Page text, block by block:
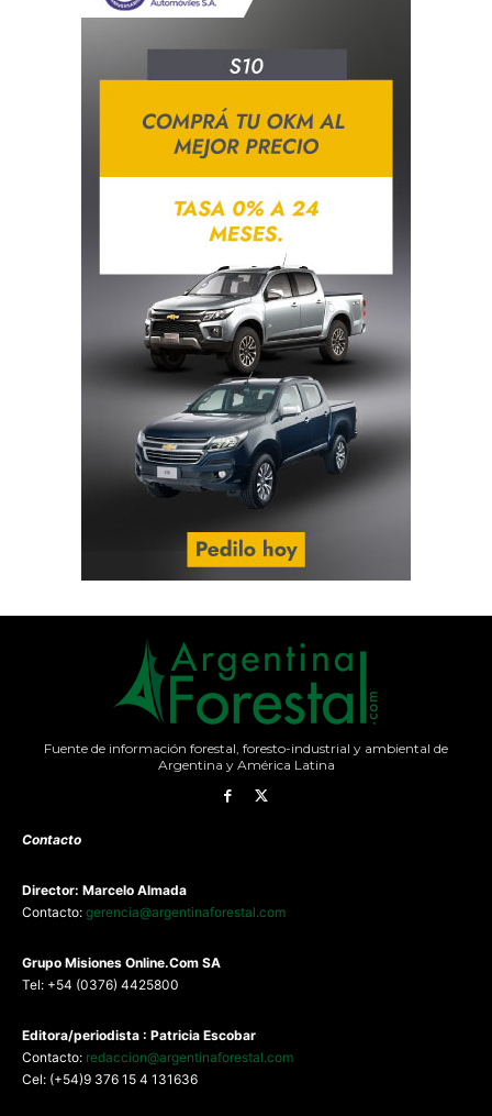
Fuente de información forestal, foresto-industrial y ambiental de
Argentina y América Latina
Contacto
Director: Marcelo Almada
Contacto: gerencia@argentinaforestal.com
Grupo Misiones Online.Com SA
Tel: +54 (0376) 4425800
Editora/periodista : Patricia Escobar
Contacto: redaccion@argentinaforestal.com
Cel: (+54)9 376 15 4 131636